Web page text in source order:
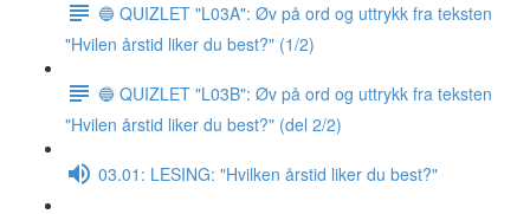
🔵 QUIZLET "L03A": Øv på ord og uttrykk fra teksten
"Hvilen årstid liker du best?" (1/2)
🔵 QUIZLET "L03B": Øv på ord og uttrykk fra teksten
"Hvilen årstid liker du best?" (del 2/2)
03.01: LESING: "Hvilken årstid liker du best?"